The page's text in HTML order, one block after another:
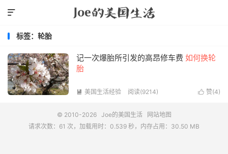

标签：轮胎
记一次爆胎所引发的高昂修车费 如何换轮
胎
 赞(4)
 美国生活经验 阅读(9214)
© 2010-2026 Joe的美国生活
网站地图
请求次数：61 次，加载用时：0.539 秒，内存占用：30.50 MB